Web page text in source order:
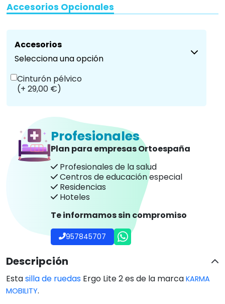
Accesorios Opcionales
Accesorios
Selecciona una opción
Cinturón pélvico
(+ 29,00 €)
Profesionales
Plan para empresas Ortoespaña
Profesionales de la salud
Centros de educación especial
Residencias
Hoteles
Te informamos sin compromiso
957845707
Descripción
Estasilla de ruedas Ergo Lite 2 es de la marca KARMA
MOBILITY.